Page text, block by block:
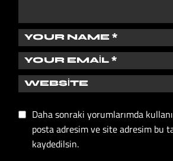
Daha sonraki yorumlarımda
posta adresim ve site adresim bu
kaydedilsin.